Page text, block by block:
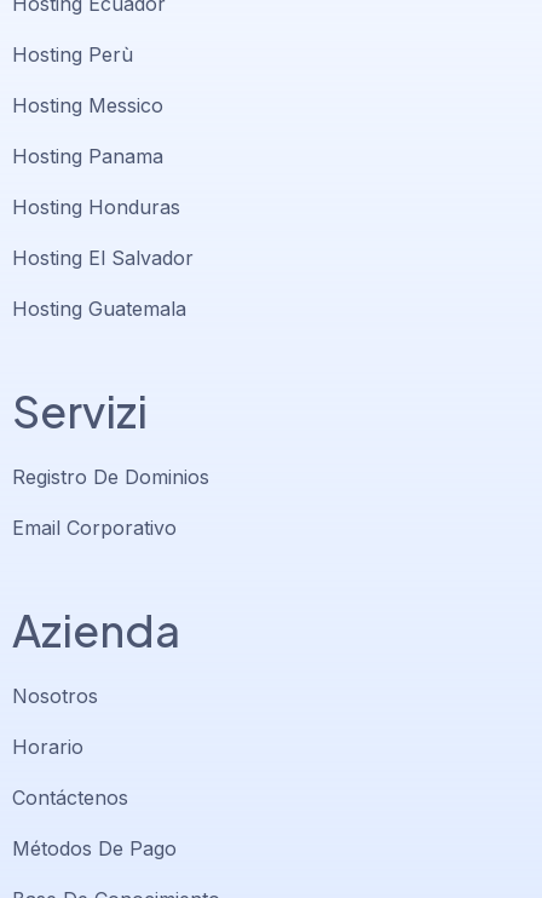
Hosting Perù
Hosting Messico
Hosting Panama
Hosting Honduras
Hosting El Salvador
Hosting Guatemala
Servizi
Registro De Dominios
Email Corporativo
Azienda
Nosotros
Horario
Contáctenos
Métodos De Pago